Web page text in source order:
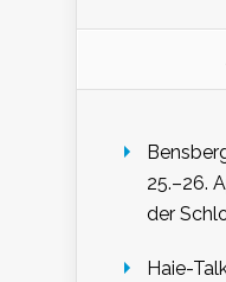
25.–26.
der
Haie-